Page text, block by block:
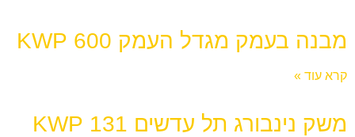
מבנה בעמק מגדל העמק 600 KWP
קרא עוד »
משק נינבורג תל עדשים 131 KWP